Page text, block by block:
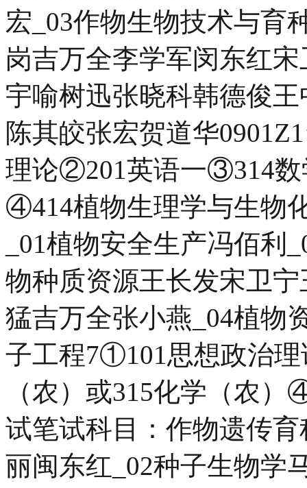
宏_03作物生物技术与育
岗吉万全李学军闵东红
宇喻树迅张晓科韩德俊
陈其皎张宏贺道华
理论②201英语一③314数
④414植物生理学与生物
_01植物安全生产冯佰利
物种质资源王长发宋卫
猛吉万全张小燕_04植物
子工程7①101思想政治
（农）或315化学（农
试笔试科目：作物遗传
丽闽东红_02种子生物学